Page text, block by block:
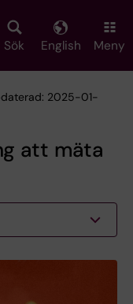
Sök English Meny
2025-01-
att mäta